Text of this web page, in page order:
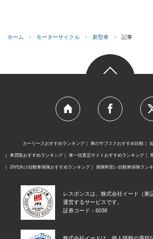
ホーム › モーターサイクル › 新型車 › 記事
カーリースおすすめランキング 車のサブスクおすすめ比較
車買取おすすめランキング 車一括査定サイトおすすめランキング
20代向け自動車保険おすすめランキング 保険料安い自動車保険ラン
レスポンスは、株式会社イード（東
運営するサービスです。
証券コード：6038